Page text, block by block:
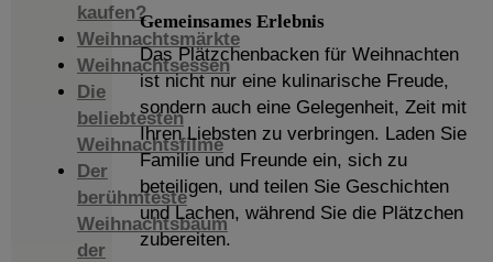
kaufen?
Weihnachtsmärkte
Weihnachtsessen
Die
beliebtesten
Weihnachtsfilme
Der
berühmteste
Weihnachtsbaum
der
Gemeinsames Erlebnis
Das Plätzchenbacken für Weihnachten
ist nicht nur eine kulinarische Freude,
sondern auch eine Gelegenheit, Zeit mit
Ihren Liebsten zu verbringen. Laden Sie
Familie und Freunde ein, sich zu
beteiligen, und teilen Sie Geschichten
und Lachen, während Sie die Plätzchen
zubereiten.